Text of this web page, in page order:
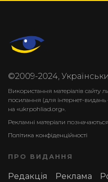
©2009-2024,
Використання матеріалів сайту
посилання (для інтернет-
на «ukrpohliad.org».
Рекламні матеріали
Політика конфіденційності
ПРО ВИДАННЯ
Редакція Реклама